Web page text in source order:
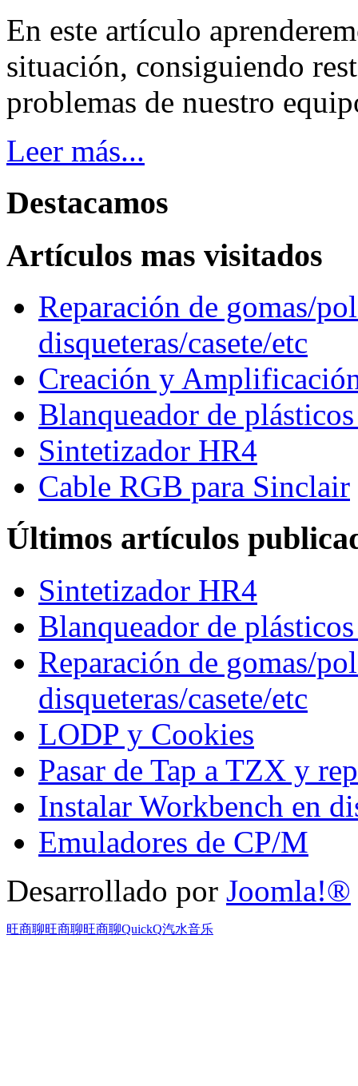
En este artículo
situación, consiguiendo
problemas de nuestro
Leer más...
Destacamos
Artículos mas visitados
Reparación de gomas/
disqueteras/casete/etc
Creación y
Blanqueador de
Sintetizador HR4
Cable RGB para Sinclair
Últimos artículos
Sintetizador HR4
Blanqueador de
Reparación de gomas/
disqueteras/casete/etc
LODP y Cookies
Pasar de Tap a TZX y
Instalar Workbench en
Emuladores de CP/M
Desarrollado por Joomla!®
旺商聊旺商聊旺商聊QuickQ汽水音乐